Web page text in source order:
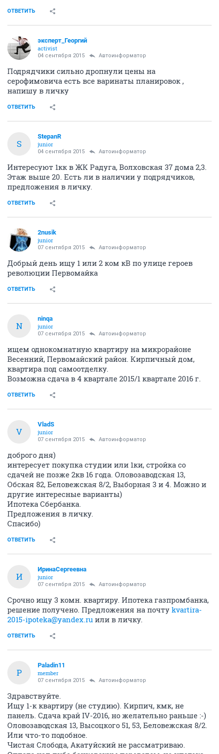
ОТВЕТИТЬ
эксперт_Георгий
activist
04 сентября 2015 Автоинформатор
Подрядчики сильно дропнули цены на
серофимовича есть все варинаты планировок ,
напишу в личку
ОТВЕТИТЬ
S
StepanR
junior
04 сентября 2015 Автоинформатор
Интересуют 1кк в ЖК Радуга, Волховская 37 дома 2,3.
Этаж выше 20. Есть ли в наличии у подрядчиков,
предложения в личку.
ОТВЕТИТЬ
2nusik
junior
07 сентября 2015 Автоинформатор
Добрый день ищу 1 или 2 ком кВ по улице героев
революции Первомайка
ОТВЕТИТЬ
N
ninqa
junior
07 сентября 2015 Автоинформатор
ищем однокомнатную квартиру на микрорайоне
Весенний, Первомайский район. Кирпичный дом,
квартира под самоотделку.
Возможна сдача в 4 квартале 2015/1 квартале 2016 г.
ОТВЕТИТЬ
V
VlаdS
junior
07 сентября 2015 Автоинформатор
доброго дня)
интересует покупка студии или 1ки, стройка со
сдачей не позже 2кв 16 года. Оловозаводская 13,
Обская 82, Беловежская 8/2, Выборная 3 и 4. Можно и
другие интересные варианты)
Ипотека Сбербанка.
Предложения в личку.
Спасибо)
ОТВЕТИТЬ
И
ИринаСергеевна
junior
07 сентября 2015 Автоинформатор
Срочно ищу 3 комн. квартиру. Ипотека газпромбанка,
решение получено. Предложения на почту kvartira-
2015-ipoteka@yandex.ru или в личку.
ОТВЕТИТЬ
P
Paladin11
member
07 сентября 2015 Автоинформатор
Здравствуйте.
Ищу 1-к квартиру (не студию). Кирпич, кмк, не
панель. Сдача край IV-2016, но желательно раньше :-)
Оловозаводская 13, Высоцкого 51, 53, Беловежская 8/2.
Или что-то подобное.
Чистая Слобода, Акатуйский не рассматриваю.